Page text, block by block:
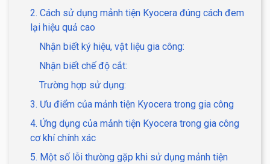
2. Cách sử dụng mảnh tiện Kyocera đúng cách đem
lại hiệu quả cao
Nhận biết ký hiệu, vật liệu gia công:
Nhận biết chế độ cắt:
Trường hợp sử dụng:
3. Ưu điểm của mảnh tiện Kyocera trong gia công
4. Ứng dụng của mảnh tiện Kyocera trong gia công
cơ khí chính xác
5. Một số lỗi thường gặp khi sử dụng mảnh tiện